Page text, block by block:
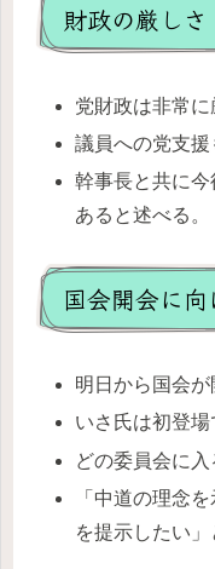
財政の厳しさ
党財政は非常に
議員への党支援
幹事長と共に
あると述べる。
国会開会に向
明日から国会が
いさ氏は初登場
どの委員会に入
「中道の理念
を提示したい」